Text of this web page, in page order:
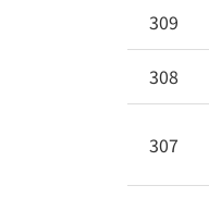
309
308
307